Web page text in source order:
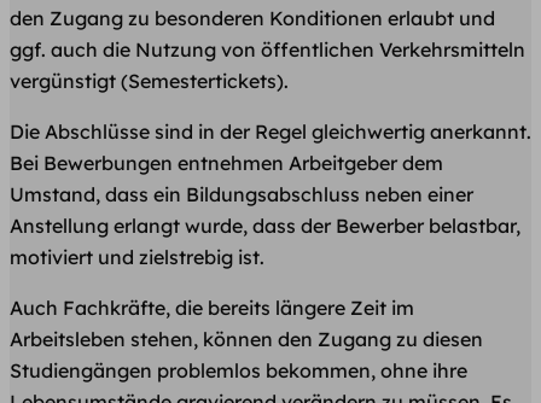
den Zugang zu besonderen Konditionen erlaubt und
ggf. auch die Nutzung von öffentlichen Verkehrsmitteln
vergünstigt (Semestertickets).
Die Abschlüsse sind in der Regel gleichwertig anerkannt.
Bei Bewerbungen entnehmen Arbeitgeber dem
Umstand, dass ein Bildungsabschluss neben einer
Anstellung erlangt wurde, dass der Bewerber belastbar,
motiviert und zielstrebig ist.
Auch Fachkräfte, die bereits längere Zeit im
Arbeitsleben stehen, können den Zugang zu diesen
Studiengängen problemlos bekommen, ohne ihre